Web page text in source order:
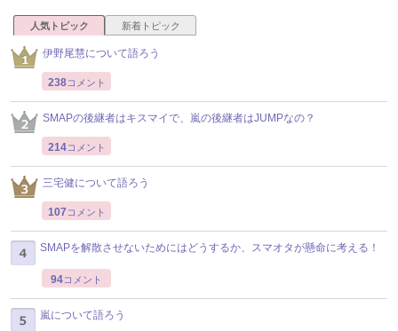
人気トピック 新着トピック
伊野尾慧について語ろう
238コメント
SMAPの後継者はキスマイで、嵐の後継者はJUMPなの？
214コメント
三宅健について語ろう
107 コメント
SMAPを解散させないためにはどうするか、スマオタが懸命に考える！
94コメント
嵐について語ろう